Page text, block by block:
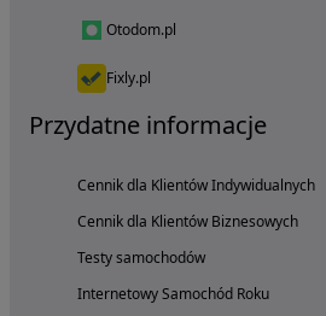
Otodom.pl
Fixly.pl
Przydatne informacje
Cennik dla Klientów Indywidualnych
Cennik dla Klientów Biznesowych
Testy samochodów
Internetowy Samochód Roku